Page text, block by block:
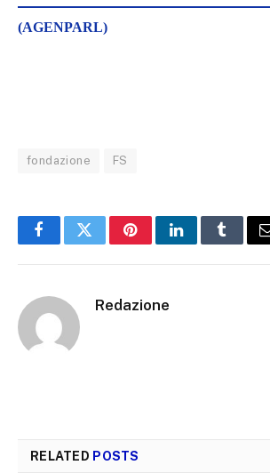
(AGENPARL)
fondazione FS
FacebookTwitterPinterestLinkedInTumblr
Redazione
RELATED POSTS